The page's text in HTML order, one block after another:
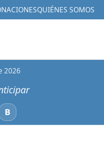
QUIÉNES SOMOS
2026
BBluesky